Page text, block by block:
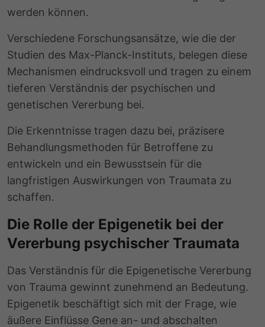
werden können.
Verschiedene Forschungsansätze, wie die der
Studien des Max-Planck-Instituts, belegen diese
Mechanismen eindrucksvoll und tragen zu einem
tieferen Verständnis der psychischen und
genetischen Vererbung bei.
Die Erkenntnisse tragen dazu bei, präzisere
Behandlungsmethoden für Betroffene zu
entwickeln und ein Bewusstsein für die
langfristigen Auswirkungen von Traumata zu
schaffen.
Die Rolle der Epigenetik bei der
Vererbung psychischer Traumata
Das Verständnis für die Epigenetische Vererbung
von Trauma gewinnt zunehmend an Bedeutung.
Epigenetik beschäftigt sich mit der Frage, wie
äußere Einflüsse Gene an- und abschalten